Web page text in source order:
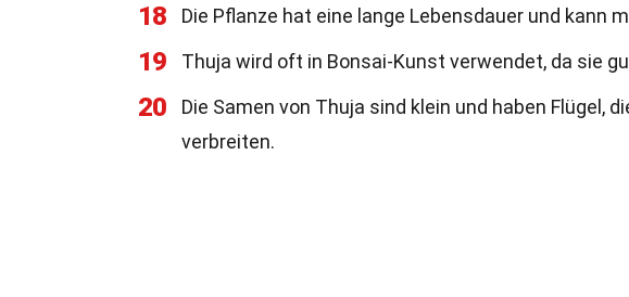
18 Die Pflanze hat eine lange Lebensdauer und kann
19 Thuja wird oft in Bonsai-Kunst verwendet, da sie
20
Die Samen von Thuja sind klein und haben Flügel,
verbreiten.